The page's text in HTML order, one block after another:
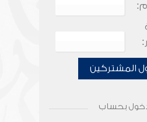
المشتركين
بحساب